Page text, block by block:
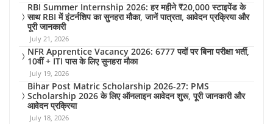
RBI Summer Internship 2026: हर महीने ₹20,000 स्टाइपेंड के
साथ RBI में इंटर्नशिप का सुनहरा मौका, जानें पात्रता, आवेदन प्रक्रिया और
पूरी जानकारी
July 21, 2026
NFR Apprentice Vacancy 2026: 6777 पदों पर बिना परीक्षा भर्ती,
10वीं + ITI पास के लिए सुनहरा मौका
July 19, 2026
Bihar Post Matric Scholarship 2026-27: PMS
Scholarship 2026 के लिए ऑनलाइन आवेदन शुरू, पूरी जानकारी और
आवेदन प्रक्रिया
July 18, 2026